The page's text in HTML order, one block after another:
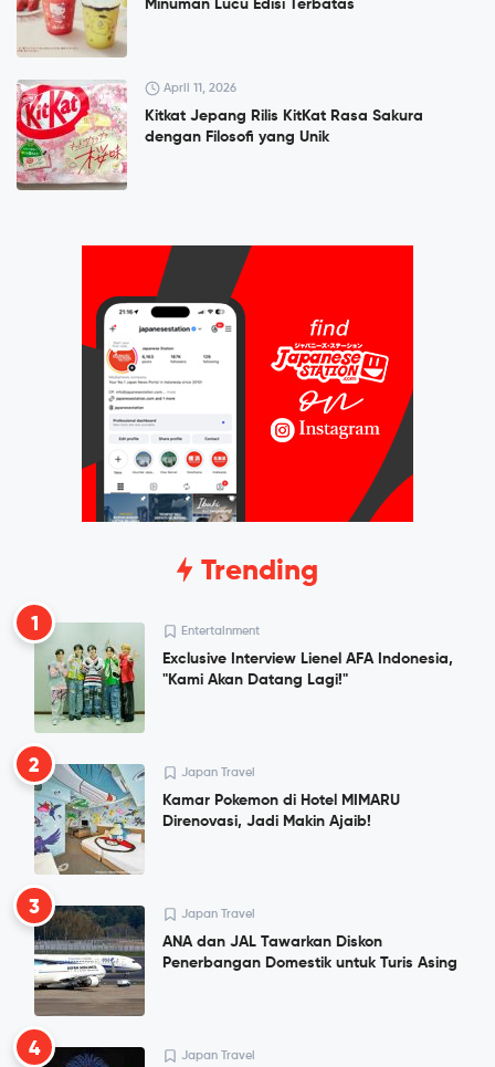
Minuman Lucu Edisi Terbatas
April 11, 2026
Kitkat Jepang Rilis KitKat Rasa Sakura
dengan Filosofi yang Unik
Trending
1 Entertainment
Exclusive Interview Lienel AFA Indonesia,
"Kami Akan Datang Lagi!"
2 Japan Travel
Kamar Pokemon di Hotel MIMARU
Direnovasi, Jadi Makin Ajaib!
3 Japan Travel
ANA dan JAL Tawarkan Diskon
Penerbangan Domestik untuk Turis Asing
4 Japan Travel